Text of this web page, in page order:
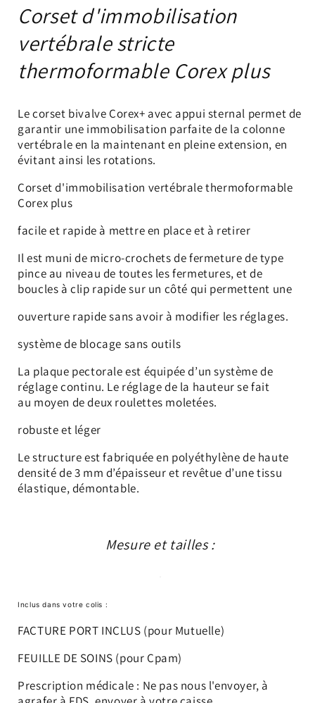
Corset d'immobilisation
vertébrale stricte
thermoformable Corex plus
Le corset bivalve Corex+ avec appui sternal permet de
garantir une immobilisation parfaite de la colonne
vertébrale en la maintenant en pleine extension, en
évitant ainsi les rotations.
Corset d'immobilisation vertébrale thermoformable
Corex plus
facile et rapide à mettre en place et à retirer
Il est muni de micro-crochets de fermeture de type
pince au niveau de toutes les fermetures, et de
boucles à clip rapide sur un côté qui permettent une
ouverture rapide sans avoir à modifier les réglages.
système de blocage sans outils
La plaque pectorale est équipée d’un système de
réglage continu. Le réglage de la hauteur se fait
au moyen de deux roulettes moletées.
robuste et léger
Le structure est fabriquée en polyéthylène de haute
densité de 3 mm d’épaisseur et revêtue d’une tissu
élastique, démontable.
Mesure et tailles :
Inclus dans votre colis :
FACTURE PORT INCLUS (pour Mutuelle)
FEUILLE DE SOINS (pour Cpam)
Prescription médicale : Ne pas nous l'envoyer, à